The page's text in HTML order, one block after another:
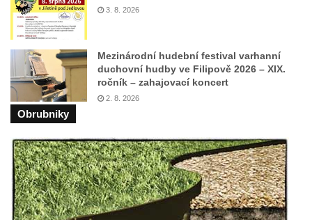
3. 8. 2026
Mezinárodní hudební festival varhanní
duchovní hudby ve Filipově 2026 – XIX.
ročník – zahajovací koncert
2. 8. 2026
Obrubniky